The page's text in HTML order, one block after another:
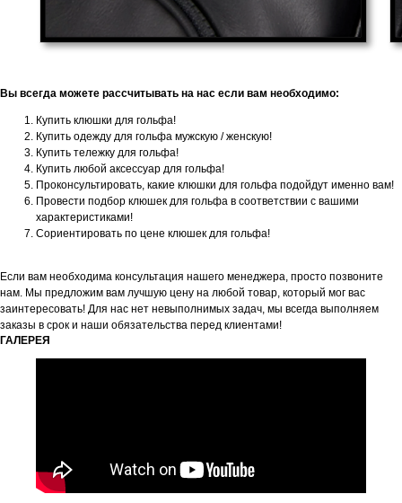
Вы всегда можете рассчитывать на нас если вам необходимо:
Купить клюшки для гольфа!
Купить одежду для гольфа мужскую / женскую!
Купить тележку для гольфа!
Купить любой аксессуар для гольфа!
Проконсультировать, какие клюшки для гольфа подойдут именно вам!
Провести подбор клюшек для гольфа в соответствии с вашими
характеристиками!
Сориентировать по цене клюшек для гольфа!
Если вам необходима консультация нашего менеджера, просто позвоните
нам. Мы предложим вам лучшую цену на любой товар, который мог вас
заинтересовать! Для нас нет невыполнимых задач, мы всегда выполняем
заказы в срок и наши обязательства перед клиентами!
ГАЛЕРЕЯ